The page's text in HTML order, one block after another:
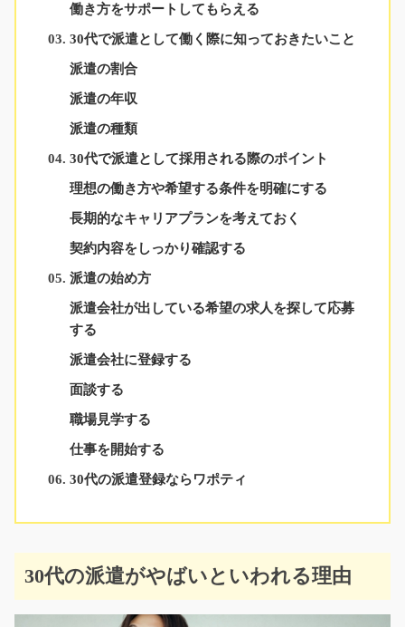
働き方をサポートしてもらえる
30代で派遣として働く際に知っておきたいこと
派遣の割合
派遣の年収
派遣の種類
30代で派遣として採用される際のポイント
理想の働き方や希望する条件を明確にする
長期的なキャリアプランを考えておく
契約内容をしっかり確認する
派遣の始め方
派遣会社が出している希望の求人を探して応募
する
派遣会社に登録する
面談する
職場見学する
仕事を開始する
30代の派遣登録ならワポティ
30代の派遣がやばいといわれる理由